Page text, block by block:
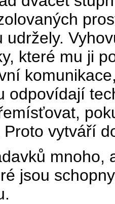
udržely.
které mu ji
odpovídají
vytváří
mnoho,
jsou